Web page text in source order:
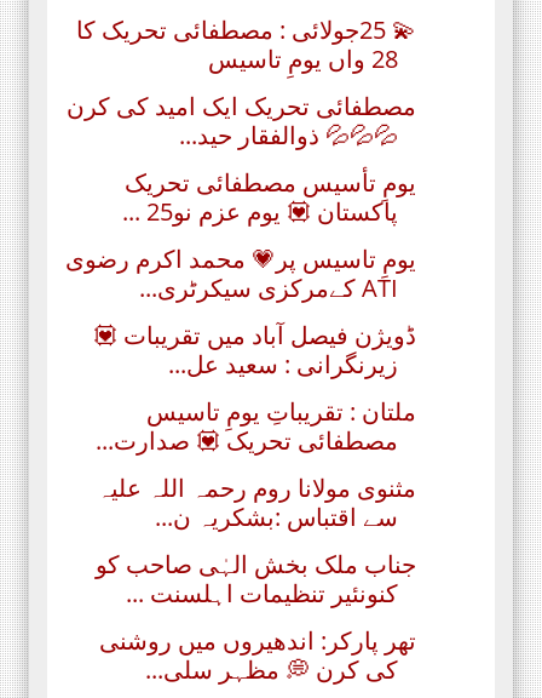
💫 25جولائی : مصطفائی تحریک کا
28 واں یومِ تاسیس
مصطفائی تحریک ایک امید کی کرن
💦💦💦 ذوالفقار حید...
یومِ تأسيس مصطفائی تحریک
پاکستان 💟 یوم عزم نو25 ...
یومِ تاسیس پر💗 محمد اکرم رضوی
ATI کےمرکزی سیکرٹری...
ڈویژن فیصل آباد میں تقریبات 💟
زیرنگرانی : سعید عل...
ملتان : تقریباتِ یومِ تاسیس
مصطفائی تحریک 💟 صدارت...
مثنوی ﻣﻮﻻﻧﺎ ﺭﻭم رحمہ اللہ علیہ
سے اقتباس :بشکریہ ن...
جناب ملک بخش الہٰی صاحب کو
کنونئیر تنظیمات اہلسنت ...
تھر پارکر: اندھیروں میں روشنی
کی کرن 💭 مظہر سلی...